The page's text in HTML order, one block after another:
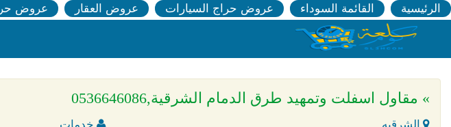
الرئيسية القائمة السوداء عروض حراج السيارات عروض العقار عروض
» مقاول اسفلت وتمهيد طرق الدمام الشرقية,0536646086